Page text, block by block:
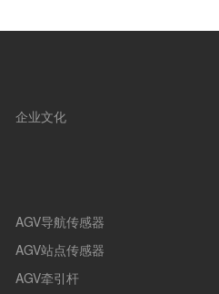
企业文化
AGV导航传感器
AGV站点传感器
AGV牵引杆